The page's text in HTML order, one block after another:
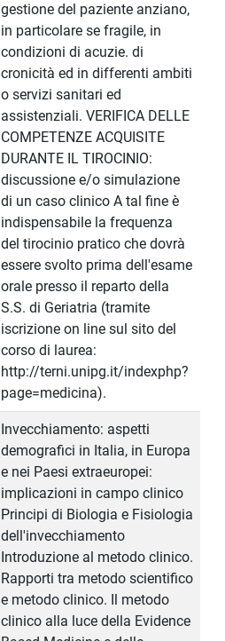
gestione del paziente anziano,
in particolare se fragile, in
condizioni di acuzie. di
cronicità ed in differenti ambiti
o servizi sanitari ed
assistenziali. VERIFICA DELLE
COMPETENZE ACQUISITE
DURANTE IL TIROCINIO:
discussione e/o simulazione
di un caso clinico A tal fine è
indispensabile la frequenza
del tirocinio pratico che dovrà
essere svolto prima dell'esame
orale presso il reparto della
S.S. di Geriatria (tramite
iscrizione on line sul sito del
corso di laurea:
http://terni.unipg.it/indexphp?
page=medicina).
Invecchiamento: aspetti
demografici in Italia, in Europa
e nei Paesi extraeuropei:
implicazioni in campo clinico
Principi di Biologia e Fisiologia
dell'invecchiamento
Introduzione al metodo clinico.
Rapporti tra metodo scientifico
e metodo clinico. Il metodo
clinico alla luce della Evidence